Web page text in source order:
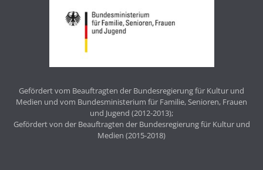
Gefördert vom Beauftragten der Bundesregierung für Kultur und
Medien und vom Bundesministerium für Familie, Senioren, Frauen
und Jugend (2012-2013);
Gefördert von der Beauftragten der Bundesregierung für Kultur und
Medien (2015-2018)